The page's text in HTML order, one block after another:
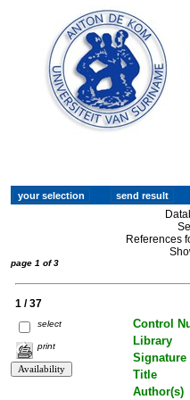
References
page 1 of 3
1 / 37
select
print
Control
Library
Signature
Title
Author(s)